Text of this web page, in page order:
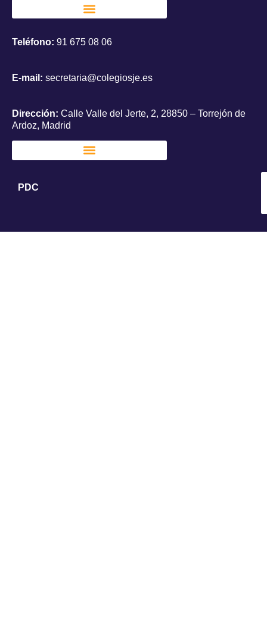
Teléfono: 91 675 08 06
E-mail: secretaria@colegiosje.es
Dirección: Calle Valle del Jerte, 2, 28850 – Torrejón de
Ardoz, Madrid
PDC